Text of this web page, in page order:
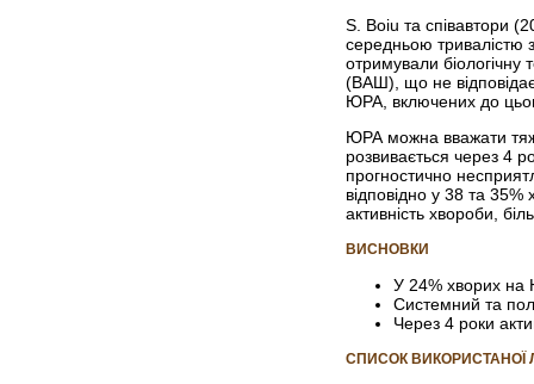
S. Boiu та співавтори
середньою тривалістю
отримували
(ВАШ), що не
ЮРА, включених до
ЮРА можна вважати
розвивається через 4
прогностично
відповідно у 38 та
активність хвороби,
ВИСНОВКИ
У 24% хворих на
Системний та
Через 4 роки
СПИСОК ВИКОРИСТАНОЇ